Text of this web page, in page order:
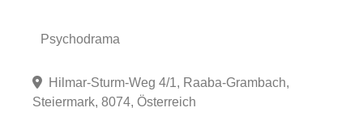
Psychodrama
Hilmar-Sturm-Weg 4/1, Raaba-Grambach,
Steiermark, 8074, Österreich